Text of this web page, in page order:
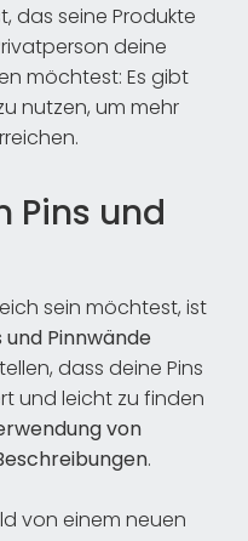
das seine Produkte
deine
möchtest: Es gibt
nutzen, um mehr
Pins und
sein möchtest, ist
und Pinnwände
dass deine Pins
und leicht zu finden
von
.
von einem neuen